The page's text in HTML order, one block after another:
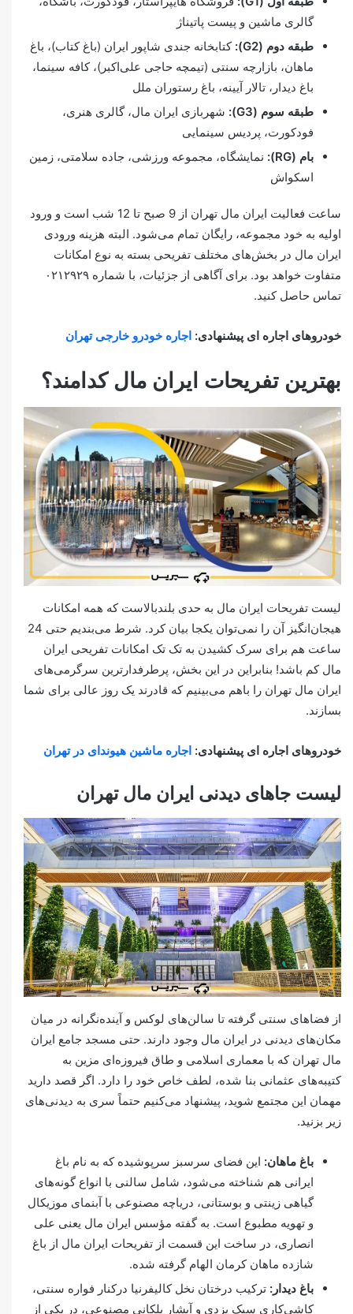
گالری ماشین و پیست پاتیناژ
طبقه دوم (G2
): کتابخانه جندی شاپور ایران (باغ کتاب)، باغ
ماهان، بازارچه سنتی (تیمچه حاجی علی‌اکبر)، کافه سینما،
باغ دیدار، تالار آیینه، باغ رستوران ملل
طبقه سوم (G3
): شهربازی ایران مال، گالری هنری،
فودکورت، پردیس سینمایی
بام (RG
): نمایشگاه، مجموعه ورزشی، جاده سلامتی، زمین
اسکواش
ساعت فعالیت ایران مال تهران از 9 صبح تا 12 شب است و ورود
اولیه به خود مجموعه، رایگان تمام می‎‌شود. البته هزینه ورودی
ایران مال در بخش‌های مختلف تفریحی بسته به نوع امکانات
متفاوت خواهد بود. برای آگاهی از جزئیات، با شماره ۰۲۱۲۹۲۹
تماس حاصل کنید.
خودروهای اجاره ای پیشنهادی: اجاره خودرو خارجی تهران
بهترین تفریحات ایران مال کدامند؟
لیست تفریحات ایران مال به حدی بلندبالاست که همه امکانات
هیجان‌انگیز آن را نمی‌توان یکجا بیان کرد. شرط می‌بندیم حتی 24
ساعت هم برای سرک کشیدن به تک تک امکانات تفریحی ایران
مال کم باشد! بنابراین در این بخش، پرطرفدارترین سرگرمی‌های
ایران مال تهران را باهم می‌بینیم که قادرند یک روز عالی برای شما
بسازند.
خودروهای اجاره ای پیشنهادی: اجاره ماشین هیوندای در تهران
لیست جاهای دیدنی ایران مال تهران
از فضاهای سنتی گرفته تا سالن‌های لوکس و آینده‌نگرانه در میان
مکان‌های دیدنی در ایران مال وجود دارند. حتی مسجد جامع ایران
مال تهران که با معماری اسلامی و طاق فیروزه‌ای مزین به
کتیبه‌های عثمانی بنا شده، لطف خاص خود را دارد. اگر قصد دارید
مهمان این مجتمع شوید، پیشنهاد می‌کنیم حتماً سری به دیدنی‌های
زیر بزنید.
باغ ماهان: این فضای سرسبز سرپوشیده که به نام باغ
ایرانی هم شناخته می‌شود، شامل سالنی با انواع گونه‌های
گیاهی زینتی و بوستانی، دریاچه مصنوعی با آبنمای موزیکال
و تهویه مطبوع است. به گفته مؤسس ایران مال یعنی علی
انصاری، در ساخت این قسمت از تفریحات ایران مال از باغ
شازده ماهان کرمان الهام گرفته شده.
باغ دیدار: ترکیب درختان نخل کالیفرنیا درکنار فواره سنتی،
کاشی‌کاری سبک یزدی و آبشار پلکانی مصنوعی، در یکی از